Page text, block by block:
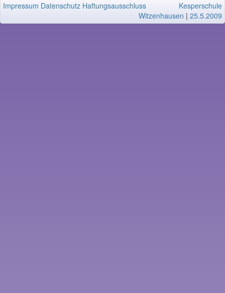
Impressum Datenschutz Haftungsausschluss
Kesperschule
Witzenhausen | 25.5.2009